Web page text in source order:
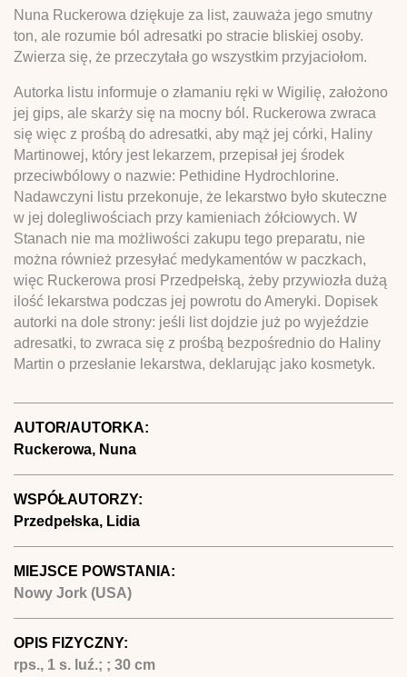
Nuna Ruckerowa dziękuje za list, zauważa jego smutny
ton, ale rozumie ból adresatki po stracie bliskiej osoby.
Zwierza się, że przeczytała go wszystkim przyjaciołom.
Autorka listu informuje o złamaniu ręki w Wigilię, założono
jej gips, ale skarży się na mocny ból. Ruckerowa zwraca
się więc z prośbą do adresatki, aby mąż jej córki, Haliny
Martinowej, który jest lekarzem, przepisał jej środek
przeciwbólowy o nazwie: Pethidine Hydrochlorine.
Nadawczyni listu przekonuje, że lekarstwo było skuteczne
w jej dolegliwościach przy kamieniach żółciowych. W
Stanach nie ma możliwości zakupu tego preparatu, nie
można również przesyłać medykamentów w paczkach,
więc Ruckerowa prosi Przedpełską, żeby przywiozła dużą
ilość lekarstwa podczas jej powrotu do Ameryki. Dopisek
autorki na dole strony: jeśli list dojdzie już po wyjeździe
adresatki, to zwraca się z prośbą bezpośrednio do Haliny
Martin o przesłanie lekarstwa, deklarując jako kosmetyk.
AUTOR/AUTORKA:
Ruckerowa, Nuna
WSPÓŁAUTORZY:
Przedpełska, Lidia
MIEJSCE POWSTANIA:
Nowy Jork (USA)
OPIS FIZYCZNY:
rps., 1 s. luź.; ; 30 cm